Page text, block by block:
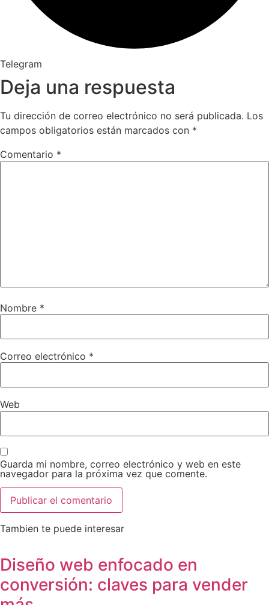
Telegram
Deja una respuesta
Tu dirección de correo electrónico no será publicada. Los
campos obligatorios están marcados con *
Comentario *
Nombre *
Correo electrónico *
Web
Guarda mi nombre, correo electrónico y web en este
navegador para la próxima vez que comente.
Tambien te puede interesar
Diseño web enfocado en
conversión: claves para vender